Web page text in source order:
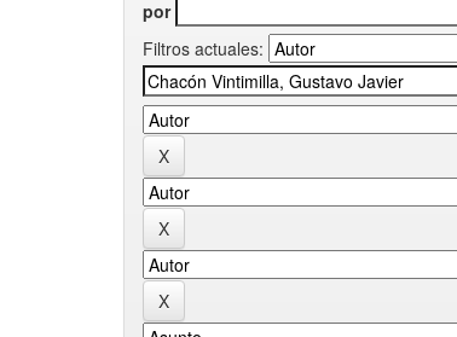
por
Filtros actuales: